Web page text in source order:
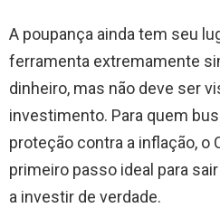
A poupança ainda tem seu
ferramenta extremamente
dinheiro, mas não deve ser
investimento. Para quem
proteção contra a inflação, o
primeiro passo ideal para
a investir de verdade.